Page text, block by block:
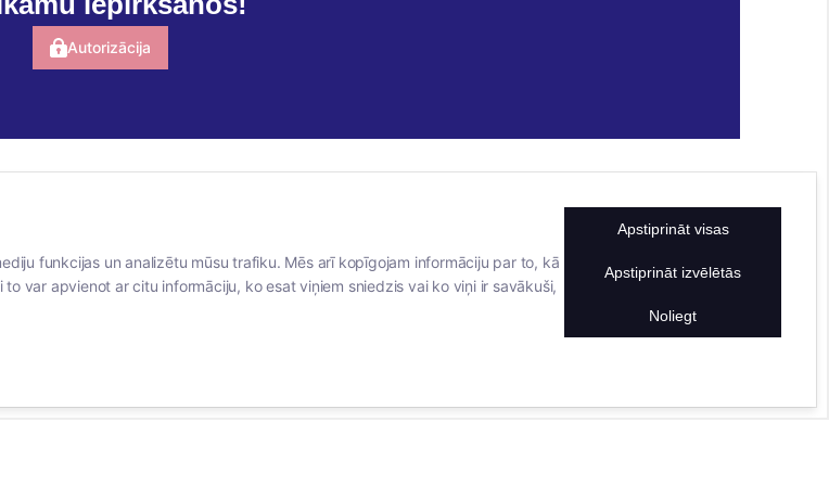
Autorizācija
facebook
linkedIn
KONTAKTINFORMĀCIJA
TĀLRUNIS
+371 25911816
info@bertasnams.lv
funkcijas un analizētu mūsu trafiku. Mēs arī kopīgojam informāciju par to, kā
var apvienot ar citu informāciju, ko esat viņiem sniedzis vai ko viņi ir savākuši,
Apstiprināt visas
Apstiprināt izvēlētās
Noliegt